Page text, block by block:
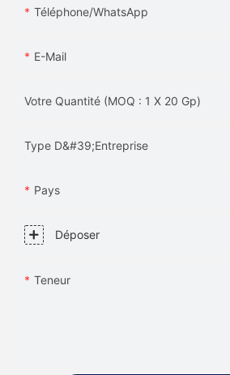
Téléphone/WhatsApp
E-Mail
Votre Quantité (MOQ : 1 X 20 Gp)
Type D&#39;entreprise
Pays
Déposer
Teneur